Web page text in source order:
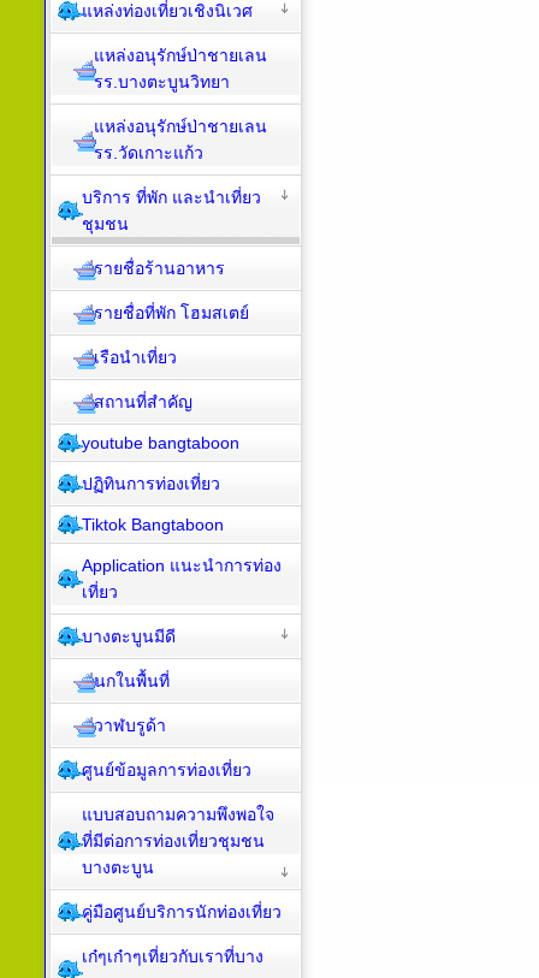
แหล่งท่องเที่ยวเชิงนิเวศ
แหล่งอนุรักษ์ป่าชายเลน
รร.บางตะบูนวิทยา
แหล่งอนุรักษ์ป่าชายเลน
รร.วัดเกาะแก้ว
บริการ ที่พัก และนำเที่ยว
ชุมชน
รายชื่อร้านอาหาร
รายชื่อที่พัก โฮมสเตย์
เรือนำเที่ยว
สถานที่สำคัญ
youtube bangtaboon
ปฏิทินการท่องเที่ยว
Tiktok Bangtaboon
Application แนะนำการท่อง
เที่ยว
บางตะบูนมีดี
นกในพื้นที่
วาฬบรูด้า
ศูนย์ข้อมูลการท่องเที่ยว
แบบสอบถามความพึงพอใจ
ที่มีต่อการท่องเที่ยวชุมชน
บางตะบูน
คู่มือศูนย์บริการนักท่องเที่ยว
เก๋ๆเก๋าๆเที่ยวกับเราที่บาง